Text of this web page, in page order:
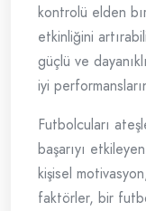
kontrolü elden
etkinliğini
güçlü ve
iyi
Futbolcuları
başarıyı
kişisel
faktörler, bir